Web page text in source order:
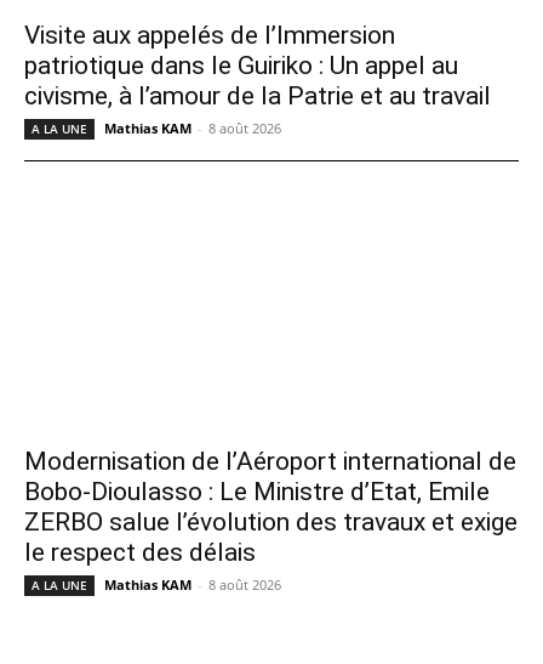
Visite aux appelés de l’Immersion
patriotique dans le Guiriko : Un appel au
civisme, à l’amour de la Patrie et au travail
A LA UNE Mathias KAM - 8 août 2026
Modernisation de l’Aéroport international de
Bobo-Dioulasso : Le Ministre d’Etat, Emile
ZERBO salue l’évolution des travaux et exige
le respect des délais
A LA UNE Mathias KAM - 8 août 2026